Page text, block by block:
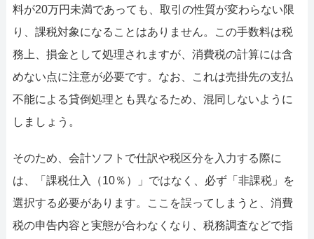
料が20万円未満であっても、取引の性質が変わらない限
り、課税対象になることはありません。この手数料は税
務上、損金として処理されますが、消費税の計算には含
めない点に注意が必要です。なお、これは売掛先の支払
不能による貸倒処理とも異なるため、混同しないように
しましょう。
そのため、会計ソフトで仕訳や税区分を入力する際に
は、「課税仕入（10％）」ではなく、必ず「非課税」を
選択する必要があります。ここを誤ってしまうと、消費
税の申告内容と実態が合わなくなり、税務調査などで指